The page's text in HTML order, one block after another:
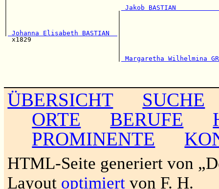
Jakob
Johanna Elisabeth BASTIAN
x1829                      |
Margaretha Wilhelmina
ÜBERSICHT
SUCHE
ORTE
BERUFE
PROMINENTE
HTML-Seite generiert von
Layout optimiert von F. H.